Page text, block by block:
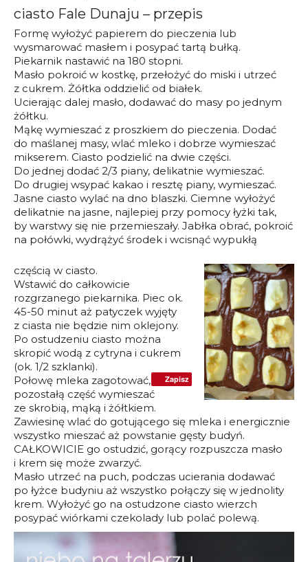
ciasto Fale Dunaju – przepis
Formę wyłożyć papierem do pieczenia lub
wysmarować masłem i posypać tartą bułką.
Piekarnik nastawić na 180 stopni.
Masło pokroić w kostkę, przełożyć do miski i utrzeć
z cukrem. Żółtka oddzielić od białek.
Ucierając dalej masło, dodawać do masy po jednym
żółtku.
Mąkę wymieszać z proszkiem do pieczenia. Dodać
do maślanej masy, wlać mleko i dobrze wymieszać
mikserem. Ciasto podzielić na dwie części.
Do jednej dodać 2/3 piany, delikatnie wymieszać.
Do drugiej wsypać kakao i resztę piany, wymieszać.
Jasne ciasto wylać na dno blaszki. Ciemne wyłożyć
delikatnie na jasne, najlepiej przy pomocy łyżki tak,
by warstwy się nie przemieszały. Jabłka obrać, pokroić
na połówki, wydrążyć środek i wcisnąć wypukłą
częścią w ciasto.
Wstawić do całkowicie
rozgrzanego piekarnika. Piec ok.
45-50 minut aż patyczek wyjęty
z ciasta nie będzie nim oklejony.
Po ostudzeniu ciasto można
skropić wodą z cytryna i cukrem
(ok. 1/2 szklanki).
Połowę mleka zagotować,
pozostałą część wymieszać
ze skrobią, mąką i żółtkiem.
Zawiesinę wlać do gotującego się mleka i energicznie
wszystko mieszać aż powstanie gęsty budyń.
CAŁKOWICIE go ostudzić, gorący rozpuszcza masło
i krem się może zwarzyć.
Masło utrzeć na puch, podczas ucierania dodawać
po łyżce budyniu aż wszystko połączy się w jednolity
krem. Wyłożyć go na ostudzone ciasto wierzch
posypać wiórkami czekolady lub polać polewą.
Zapisz